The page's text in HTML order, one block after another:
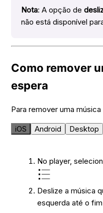
Nota: A opção de
não está disponível
Como remover
espera
Para remover uma
iOS Android Desktop
No player,
Deslize a música
esquerda até o fim